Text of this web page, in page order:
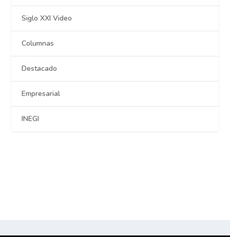
Siglo XXI Video
Columnas
Destacado
Empresarial
INEGI